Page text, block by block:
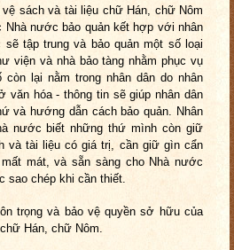
và tài liệu chữ Hán, chữ Nôm
Nhà nước bảo quản kết hợp với nhân
tập trung và bảo quản một số loại
viện và nhà bảo tàng nhằm phục vụ
lại nằm trong nhân dân do nhân
văn hóa - thông tin sẽ giúp nhân dân
và hướng dẫn cách bảo quản. Nhân
nước biết những thứ mình còn giữ
và tài liệu có giá trị, cần giữ gìn cẩn
mát, và sẵn sàng cho Nhà nước
sao chép khi cần thiết.
và bảo vệ quyền sở hữu của
Hán, chữ Nôm.